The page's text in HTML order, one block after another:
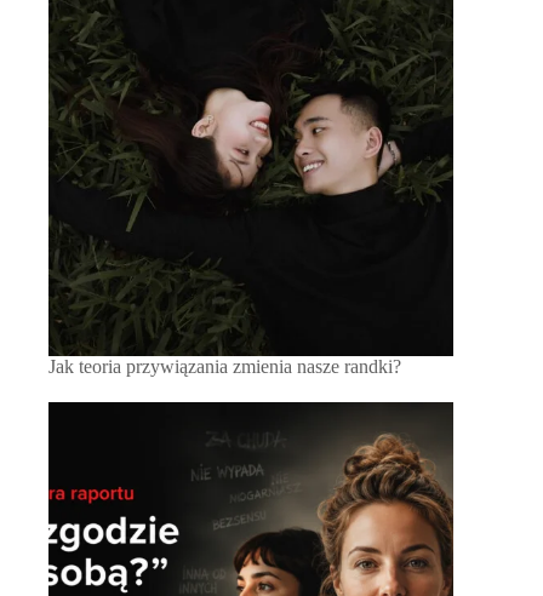
Jak teoria przywiązania zmienia nasze randki?